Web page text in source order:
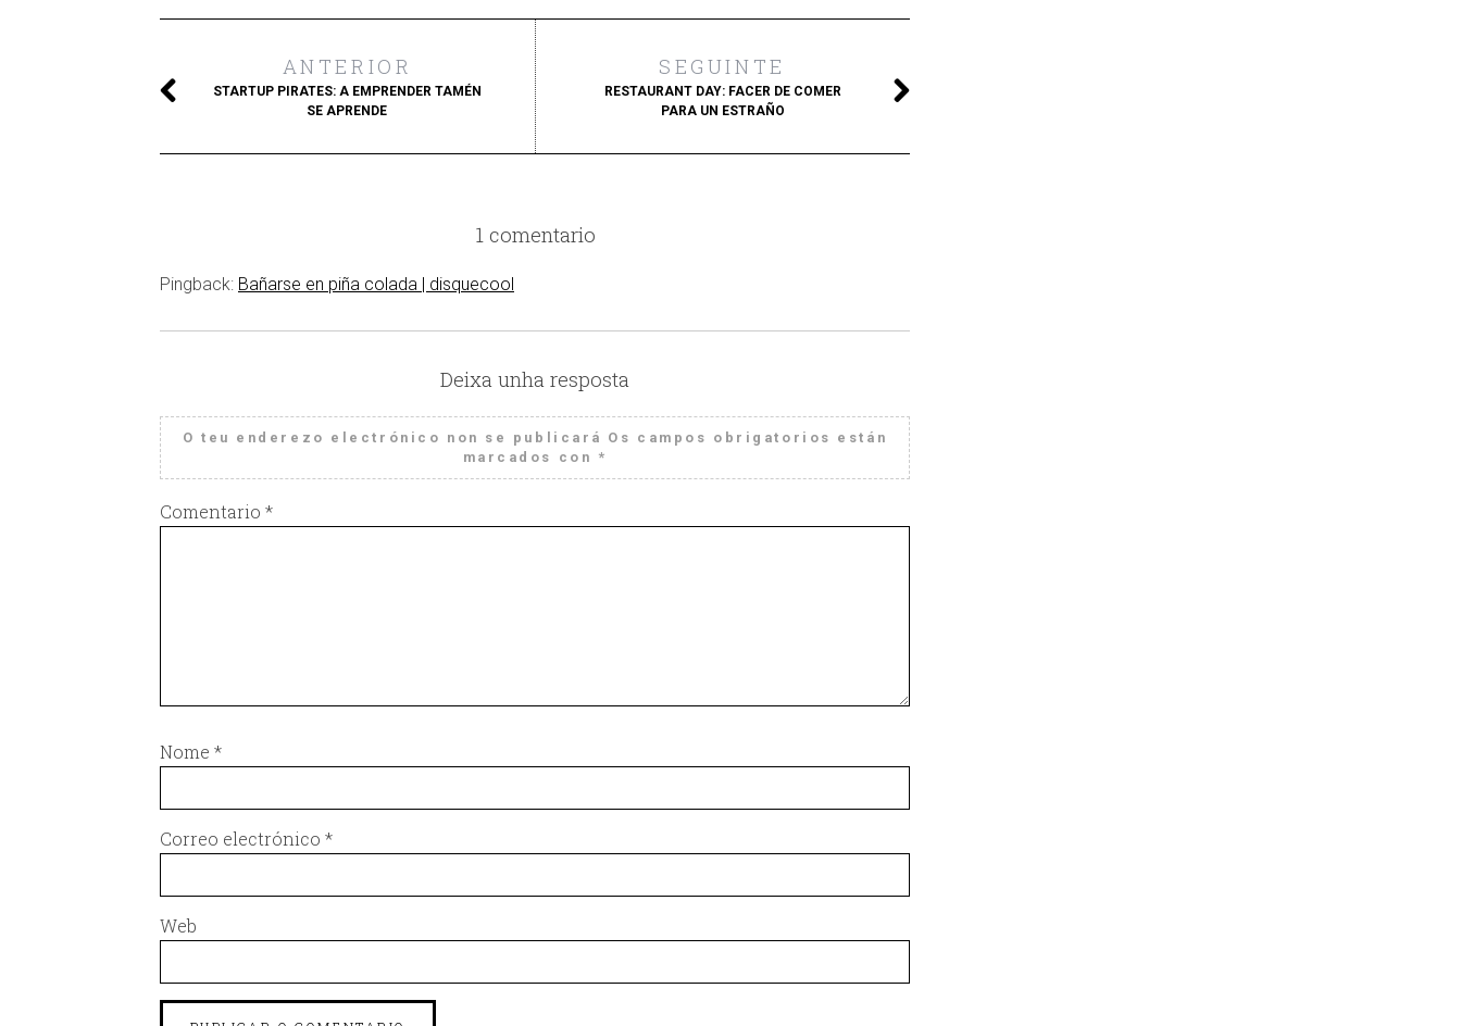
ANTERIOR
STARTUP PIRATES: A EMPRENDER TAMÉN
SE APRENDE
SEGUINTE
RESTAURANT DAY: FACER DE COMER
PARA UN ESTRAÑO
1 comentario
Pingback: Bañarse en piña colada | disquecool
Deixa unha resposta
O teu enderezo electrónico non se publicará Os campos obrigatorios están
marcados con *
Comentario *
Nome *
Correo electrónico *
Web